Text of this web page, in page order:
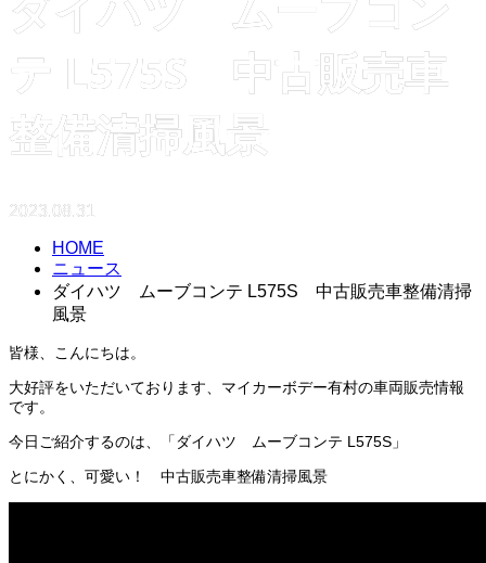
テ L575S 中古販売車
整備清掃風景
2023.08.31
HOME
ニュース
ダイハツ ムーブコンテ L575S 中古販売車整備清掃
風景
皆様、こんにちは。
大好評をいただいております、マイカーボデー有村の車両販売情報
です。
今日ご紹介するのは、「ダイハツ ムーブコンテ L575S」
とにかく、可愛い！ 中古販売車整備清掃風景